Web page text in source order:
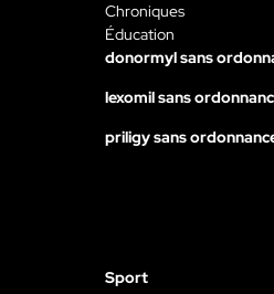
Chroniques
Éducation
donormyl sans
lexomil sans
priligy sans
Sport